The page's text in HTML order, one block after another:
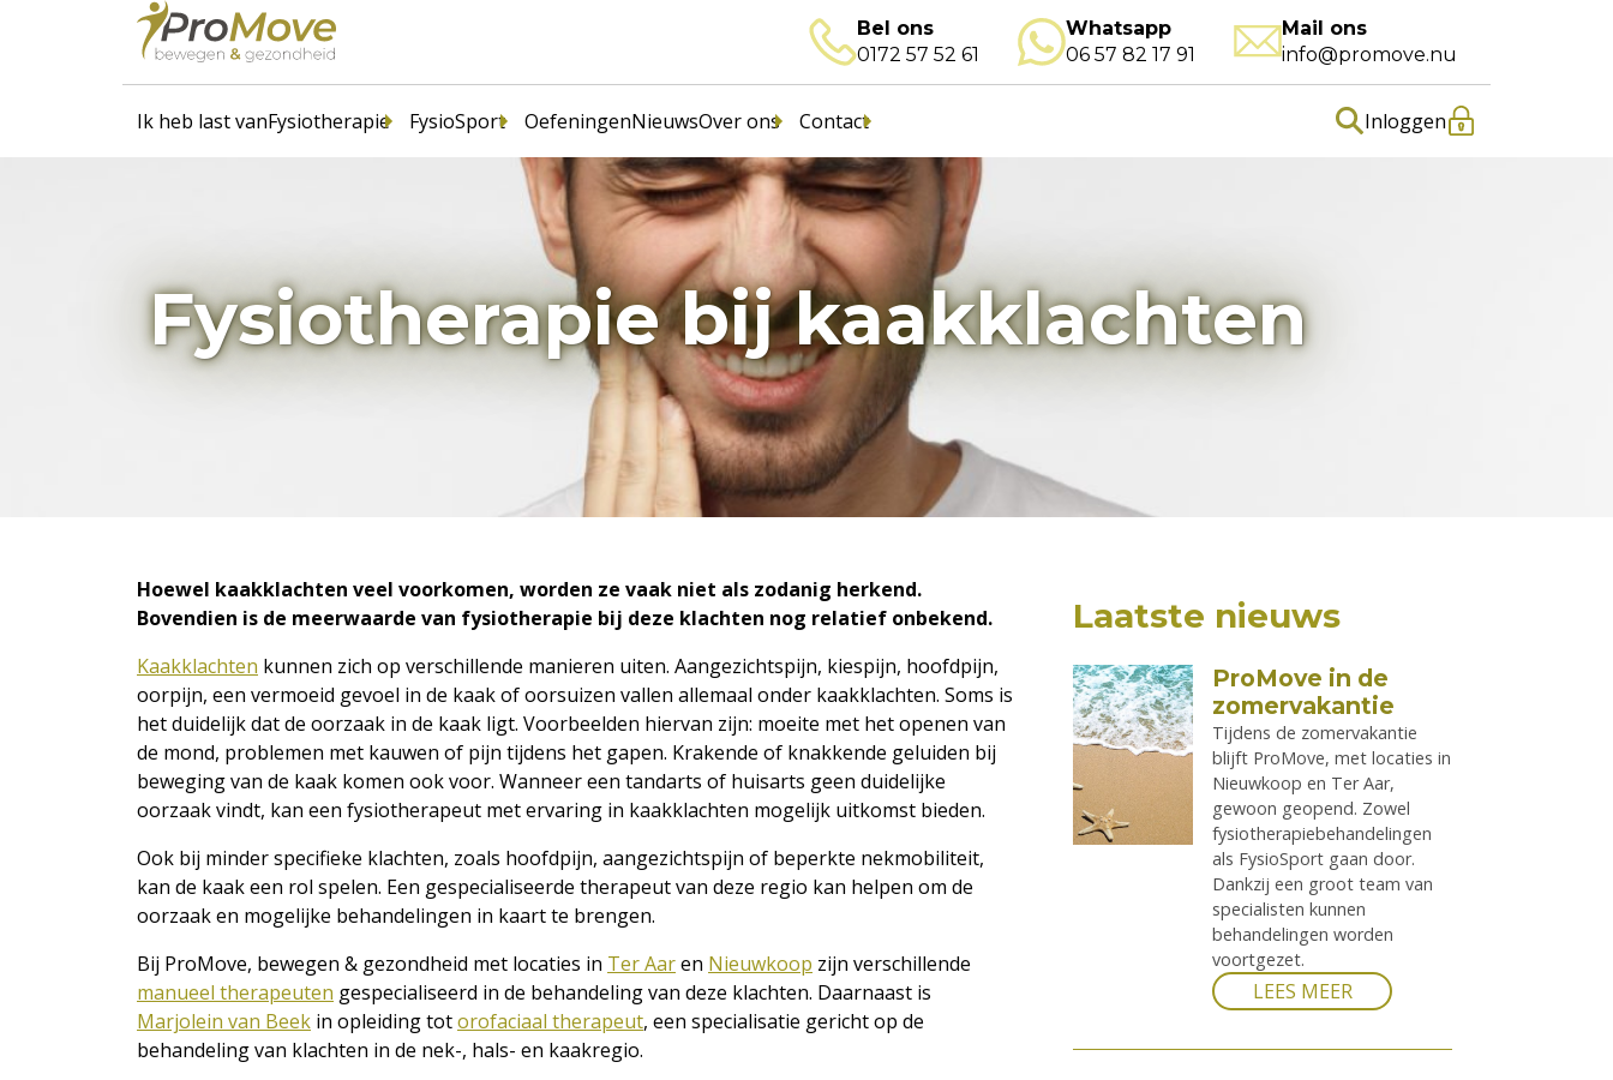
Bel ons
0172 57 52 61
Whatsapp
06 57 82 17 91
Mail ons
info@promove.nu
Ik heb last vanFysiotherapie FysioSport OefeningenNieuwsOver ons Contact Inloggen
Fysiotherapie bij kaakklachten
Hoewel kaakklachten veel voorkomen, worden ze vaak niet als zodanig herkend.
Bovendien is de meerwaarde van fysiotherapie bij deze klachten nog relatief onbekend.
Kaakklachten kunnen zich op verschillende manieren uiten. Aangezichtspijn, kiespijn, hoofdpijn,
oorpijn, een vermoeid gevoel in de kaak of oorsuizen vallen allemaal onder kaakklachten. Soms is
het duidelijk dat de oorzaak in de kaak ligt. Voorbeelden hiervan zijn: moeite met het openen van
de mond, problemen met kauwen of pijn tijdens het gapen. Krakende of knakkende geluiden bij
beweging van de kaak komen ook voor. Wanneer een tandarts of huisarts geen duidelijke
oorzaak vindt, kan een fysiotherapeut met ervaring in kaakklachten mogelijk uitkomst bieden.
Ook bij minder specifieke klachten, zoals hoofdpijn, aangezichtspijn of beperkte nekmobiliteit,
kan de kaak een rol spelen. Een gespecialiseerde therapeut van deze regio kan helpen om de
oorzaak en mogelijke behandelingen in kaart te brengen.
Bij ProMove, bewegen & gezondheid met locaties in Ter Aaren Nieuwkoop zijn verschillende
manueel therapeuten gespecialiseerd in de behandeling van deze klachten. Daarnaast is
Marjolein van Beek in opleiding totorofaciaal therapeut, een specialisatie gericht op de
behandeling van klachten in de nek-, hals- en kaakregio.
Laatste nieuws
ProMove in de
zomervakantie
Tijdens de zomervakantie
blijft ProMove, met locaties in
Nieuwkoop en Ter Aar,
gewoon geopend. Zowel
fysiotherapiebehandelingen
als FysioSport gaan door.
Dankzij een groot team van
specialisten kunnen
behandelingen worden
voortgezet.
LEES MEER